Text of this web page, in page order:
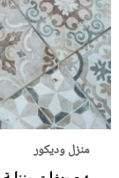
منزل وديكور